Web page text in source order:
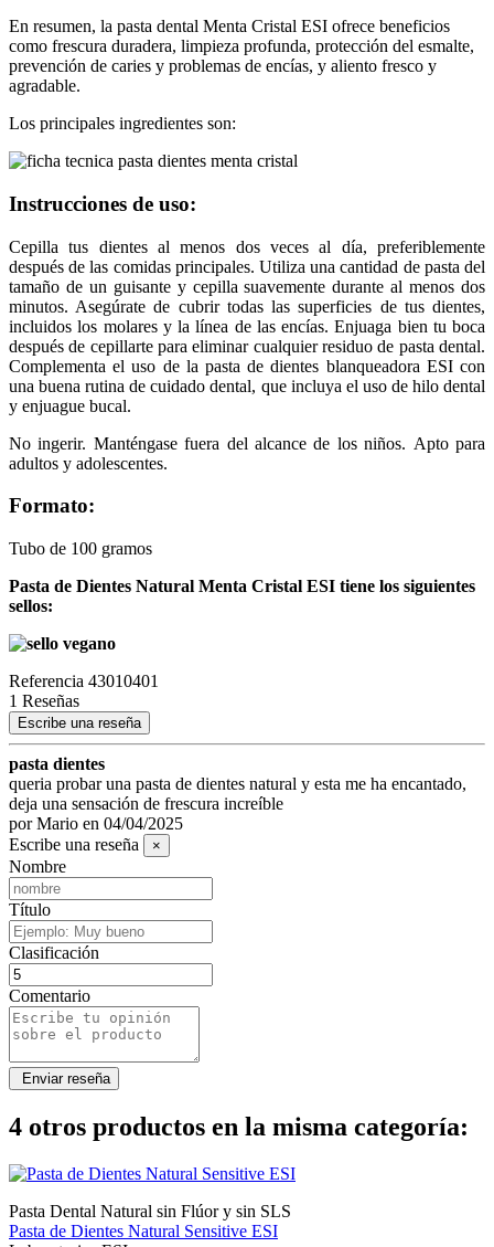
En resumen, la pasta dental Menta Cristal ESI ofrece beneficios
como frescura duradera, limpieza profunda, protección del esmalte,
prevención de caries y problemas de encías, y aliento fresco y
agradable.
Los principales ingredientes son:
Instrucciones de uso:
Cepilla tus dientes al menos dos veces al día, preferiblemente
después de las comidas principales. Utiliza una cantidad de pasta del
tamaño de un guisante y cepilla suavemente durante al menos dos
minutos. Asegúrate de cubrir todas las superficies de tus dientes,
incluidos los molares y la línea de las encías. Enjuaga bien tu boca
después de cepillarte para eliminar cualquier residuo de pasta dental.
Complementa el uso de la pasta de dientes blanqueadora ESI con
una buena rutina de cuidado dental, que incluya el uso de hilo dental
y enjuague bucal.
No ingerir. Manténgase fuera del alcance de los niños. Apto para
adultos y adolescentes.
Formato:
Tubo de 100 gramos
Pasta de Dientes Natural Menta Cristal ESI tiene los siguientes
sellos:
Referencia 43010401
1 Reseñas
Escribe una reseña
pasta dientes
queria probar una pasta de dientes natural y esta me ha encantado,
deja una sensación de frescura increíble
porMario en 04/04/2025
Escribe una reseña
×
Nombre
Título
Clasificación
Comentario
4 otros productos en la misma categoría:
Pasta Dental Natural sin Flúor y sin SLS
Pasta de Dientes Natural Sensitive ESI